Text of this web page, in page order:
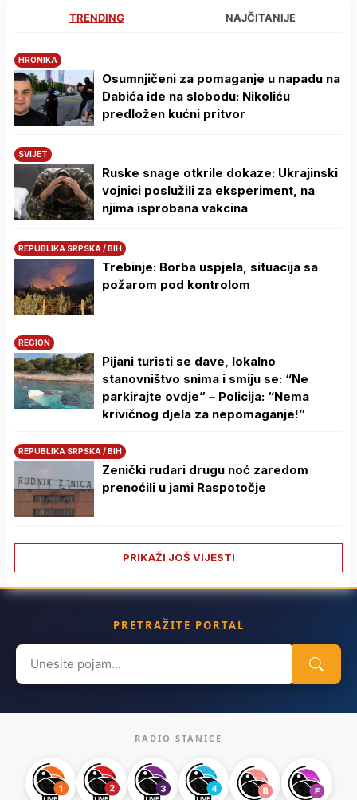
TRENDING NAJČITANIJE
HRONIKA
Osumnjičeni za pomaganje u napadu na
Dabića ide na slobodu: Nikoliću
predložen kućni pritvor
SVIJET
Ruske snage otkrile dokaze: Ukrajinski
vojnici poslužili za eksperiment, na
njima isprobana vakcina
REPUBLIKA SRPSKA / BIH
Trebinje: Borba uspjela, situacija sa
požarom pod kontrolom
REGION
Pijani turisti se dave, lokalno
stanovništvo snima i smiju se: “Ne
parkirajte ovdje” – Policija: “Nema
krivičnog djela za nepomaganje!”
REPUBLIKA SRPSKA / BIH
Zenički rudari drugu noć zaredom
prenoćili u jami Raspotočje
PRIKAŽI JOŠ VIJESTI
PRETRAŽITE PORTAL
Search
for:
RADIO STANICE